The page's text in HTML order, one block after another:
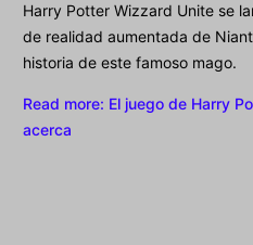
Harry Potter Wizzard Unite se
de realidad aumentada de
historia de este famoso mago.
Read more: El juego de Harry
acerca